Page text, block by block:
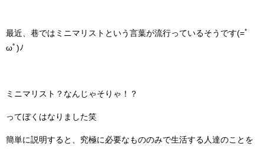
最近、巷ではミニマリストという言葉が流行っているそうです(=ﾟ
ωﾟ)ﾉ
ミニマリスト？なんじゃそりゃ！？
ってぼくはなりました笑
簡単に説明すると、究極に必要なもののみで生活する人達のことを